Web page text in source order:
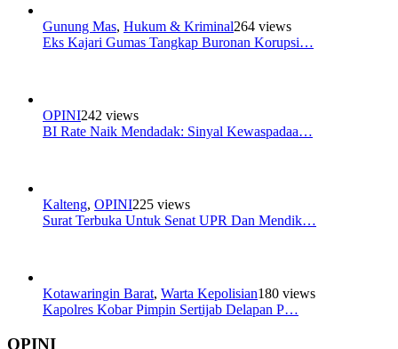
Gunung Mas, Hukum & Kriminal264 views
Eks Kajari Gumas Tangkap Buronan Korupsi…
OPINI242 views
BI Rate Naik Mendadak: Sinyal Kewaspadaa…
Kalteng, OPINI225 views
Surat Terbuka Untuk Senat UPR Dan Mendik…
Kotawaringin Barat, Warta Kepolisian180 views
Kapolres Kobar Pimpin Sertijab Delapan P…
OPINI